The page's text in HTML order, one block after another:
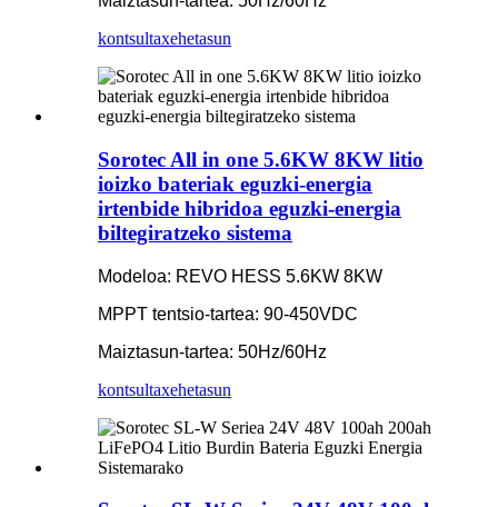
kontsultaxehetasun
Sorotec All in one 5.6KW 8KW litio
ioizko bateriak eguzki-energia
irtenbide hibridoa eguzki-energia
biltegiratzeko sistema
Modeloa: REVO HESS 5.6KW 8KW
MPPT tentsio-tartea: 90-450VDC
Maiztasun-tartea: 50Hz/60Hz
kontsultaxehetasun